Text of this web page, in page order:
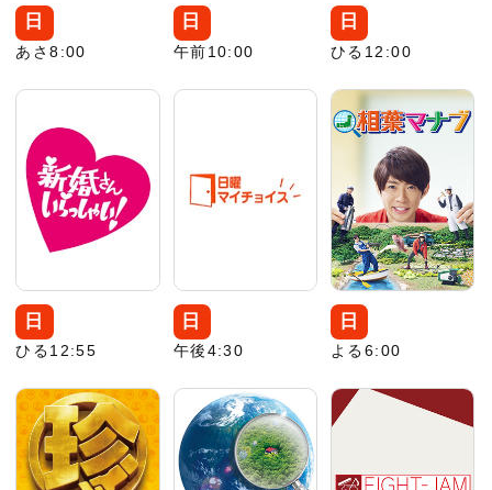
日
あさ8:00
日
午前10:00
日
ひる12:00
日
ひる12:55
日
午後4:30
日
よる6:00